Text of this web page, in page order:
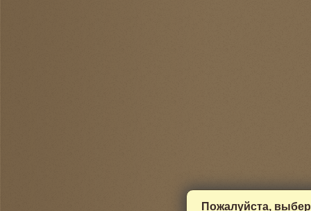
Пожалуйста,